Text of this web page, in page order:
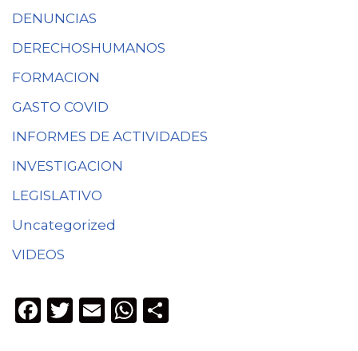
DENUNCIAS
DERECHOSHUMANOS
FORMACION
GASTO COVID
INFORMES DE ACTIVIDADES
INVESTIGACION
LEGISLATIVO
Uncategorized
VIDEOS
F
T
E
W